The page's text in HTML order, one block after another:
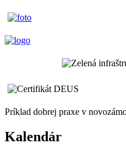
Príklad dobrej praxe v
Kalendár